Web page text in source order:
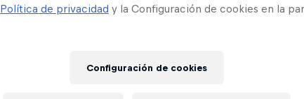
Política de privacidad y la Configuración de cookies en la
Configuración de cookies